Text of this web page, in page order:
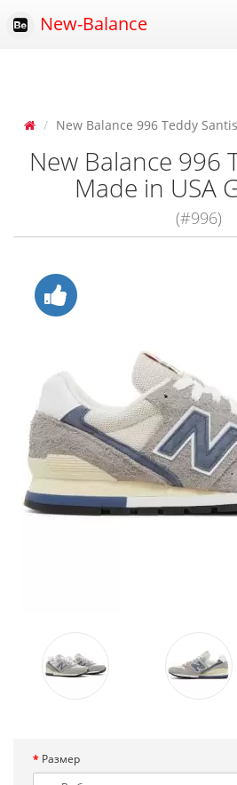
New-Balance
New Balance 996 Teddy
New Balance 996
Made in USA
(#996)
Размер